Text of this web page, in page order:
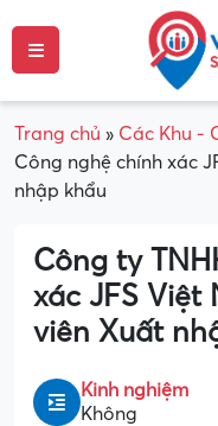
Trang chủ » Các Khu -
Công nghệ chính xác
nhập khẩu
Công ty
xác JFS Việt
viên Xuất
Kinh nghiệm
Không